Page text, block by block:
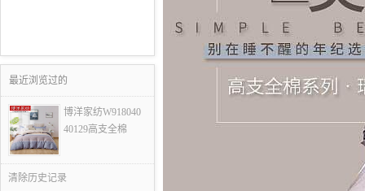
最近浏览过的
博洋家纺W918040
40129高支全棉
清除历史记录